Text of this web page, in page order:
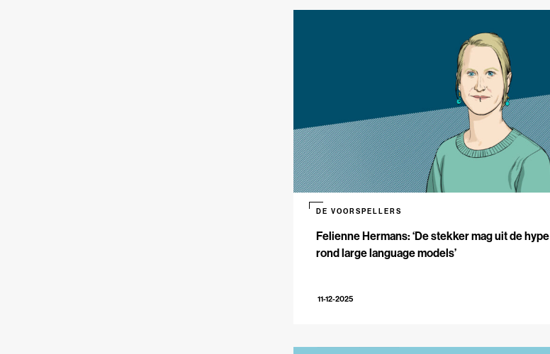
Felienne Hermans: ‘De stekker mag uit de hype
rond large language models’
DE VOORSPELLERS
11-12-2025